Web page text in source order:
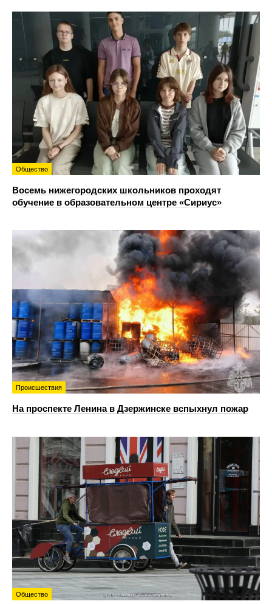
Общество
Восемь нижегородских школьников проходят
обучение в образовательном центре «Сириус»
Происшествия
На проспекте Ленина в Дзержинске вспыхнул пожар
Общество